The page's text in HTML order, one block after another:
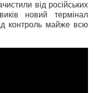
від російських
новий термінал
контроль майже всю